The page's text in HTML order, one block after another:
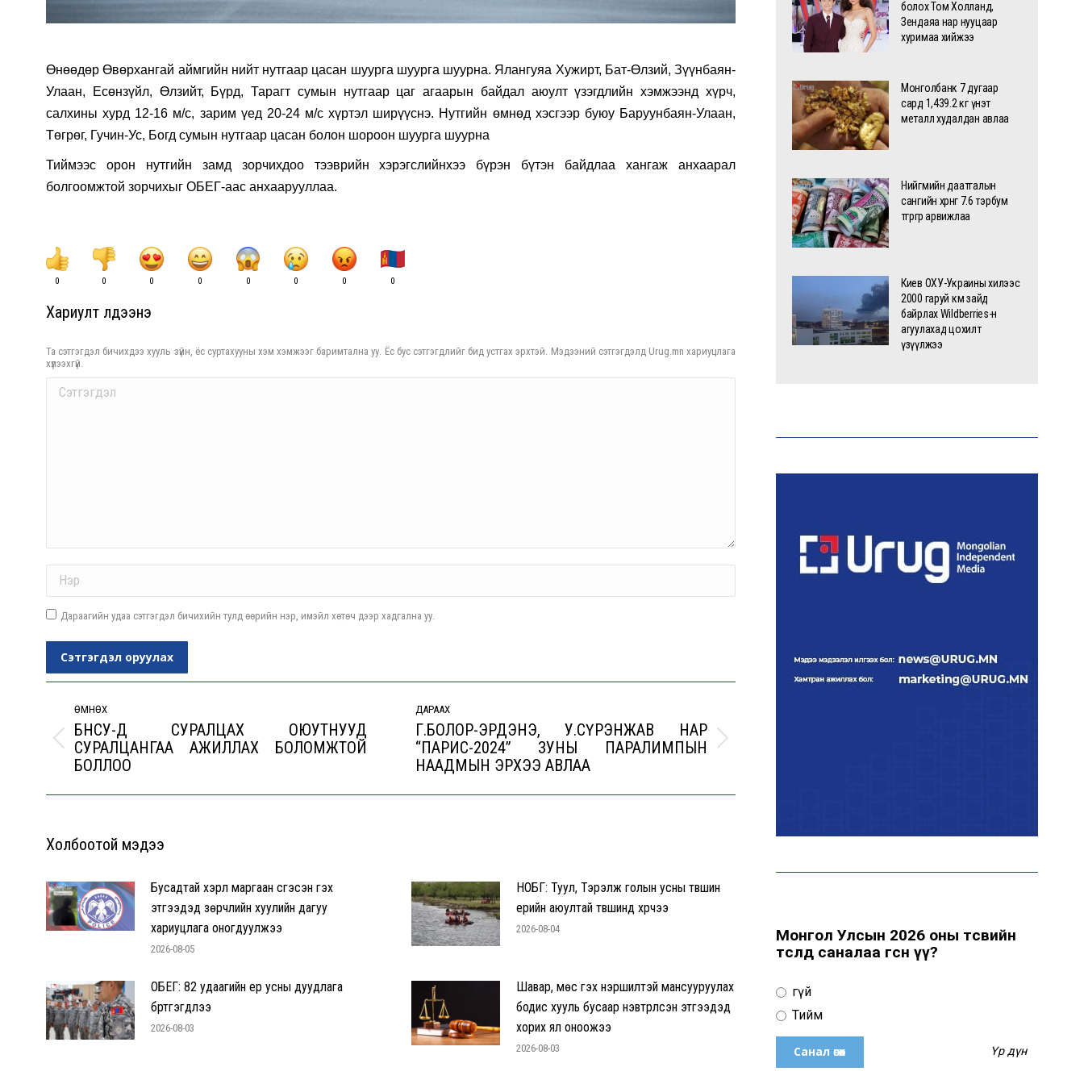
Өнөөдөр Өвөрхангай аймгийн нийт нутгаар цасан шуурга шуурга шуурна. Ялангуяа Хужирт, Бат-Өлзий, Зүүнбаян-
Улаан, Есөнзүйл, Өлзийт, Бүрд, Тарагт сумын нутгаар цаг агаарын байдал аюулт үзэгдлийн хэмжээнд хүрч,
салхины хурд 12-16 м/c, зарим үед 20-24 м/с хүртэл ширүүснэ. Нутгийн өмнөд хэсгээр буюу Баруунбаян-Улаан,
Төгрөг, Гучин-Ус, Богд сумын нутгаар цасан болон шороон шуурга шуурна
Тиймээс орон нутгийн замд зорчихдоо тээврийн хэрэгслийнхээ бүрэн бүтэн байдлаа хангаж анхаарал
болгоомжтой зорчихыг ОБЕГ-аас анхаарууллаа.
0 0 0 0 0 0 0 0
Хариулт үлдээнэ үү
Та сэтгэгдэл бичихдээ хууль зүйн, ёс суртахууны хэм хэмжээг баримтална уу. Ёс бус сэтгэгдлийг бид устгах эрхтэй. Мэдээний сэтгэгдэлд Urug.mn хариуцлага
хүлээхгүй.
Comment
Дараагийн удаа сэтгэгдэл бичихийн тулд өөрийн нэр, имэйл хөтөч дээр хадгална уу.
Сэтгэгдэл оруулах
navigation
ӨМНӨХ
Previous
post:
БНСУ-Д СУРАЛЦАХ ОЮУТНУУД
СУРАЛЦАНГАА АЖИЛЛАХ БОЛОМЖТОЙ
БОЛЛОО
ДАРААХ
Next
post:
Г.БОЛОР-ЭРДЭНЭ, У.СҮРЭНЖАВ НАР
“ПАРИС-2024” ЗУНЫ ПАРАЛИМПЫН
НААДМЫН ЭРХЭЭ АВЛАА
Холбоотой мэдээ
Бусадтай хэрүүл маргаан үүсгэсэн гэх
этгээдэд зөрчлийн хуулийн дагуу
хариуцлага оногдуулжээ
2026-08-05
НОБГ: Туул, Тэрэлж голын усны түвшин
үерийн аюултай түвшинд хүрчээ
2026-08-04
ОБЕГ: 82 удаагийн үер усны дуудлага
бүртгэгдлээ
2026-08-03
Шавар, мөс гэх нэршилтэй мансууруулах
бодис хууль бусаар нэвтрүүлсэн этгээдэд
хорих ял оноожээ
2026-08-03
болох Том Холланд,
Зендаяа нар нууцаар
хуримаа хийжээ
Монголбанк 7 дугаар
сард 1,439.2 кг үнэт
металл худалдан авлаа
Нийгмийн даатгалын
сангийн хөрөнгө 7.6 тэрбум
төгрөгөөр арвижлаа
Киев ОХУ-Украины хилээс
2000 гаруй км зайд
байрлах Wildberries-н
агуулахад цохилт
үзүүлжээ
шүүхэд шилжүүлжээ
Шатахууны нийлүүлэлт
Монгол Улсын 2026 оны төсвийн
төсөлд саналаа өгсөн үү?
Үгүй
Тийм
Үр дүн